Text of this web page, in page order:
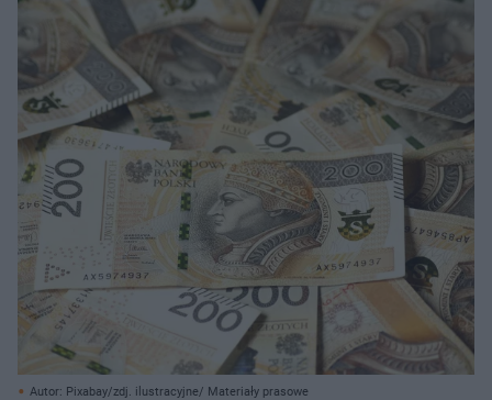
Autor: Pixabay/zdj. ilustracyjne/ Materiały prasowe